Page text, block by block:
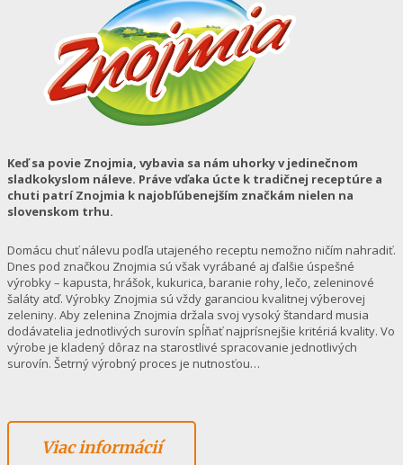
Keď sa povie Znojmia, vybavia sa nám uhorky v jedinečnom
sladkokyslom náleve. Práve vďaka úcte k tradičnej receptúre a
chuti patrí Znojmia k najobľúbenejším značkám nielen na
slovenskom trhu.
Domácu chuť nálevu podľa utajeného receptu nemožno ničím nahradiť.
Dnes pod značkou Znojmia sú však vyrábané aj ďalšie úspešné
výrobky – kapusta, hrášok, kukurica, baranie rohy, lečo, zeleninové
šaláty atď. Výrobky Znojmia sú vždy garanciou kvalitnej výberovej
zeleniny. Aby zelenina Znojmia držala svoj vysoký štandard musia
dodávatelia jednotlivých surovín spĺňať najprísnejšie kritériá kvality. Vo
výrobe je kladený dôraz na starostlivé spracovanie jednotlivých
surovín. Šetrný výrobný proces je nutnosťou…
Viac informácií